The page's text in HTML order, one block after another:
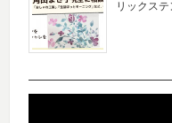
リックス